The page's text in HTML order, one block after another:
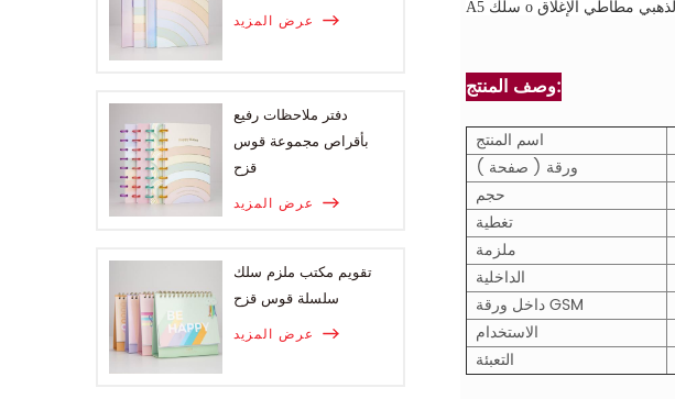
عرض المزيد
دفتر ملاحظات رفيع
بأقراص مجموعة قوس
قزح
عرض المزيد
تقويم مكتب ملزم سلك
سلسلة قوس قزح
عرض المزيد
وصف المنتج:
اسم المنتج
ورقة ( صفحة )
حجم
تغطية
ملزمة
الداخلية
داخل ورقة GSM
الاستخدام
التعبئة